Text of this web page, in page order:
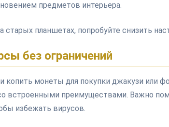
предметов интерьера.
старых планшетах, попробуйте снизить
без ограничений
копить монеты для покупки джакузи или
встроенными преимуществами. Важно
избежать вирусов.